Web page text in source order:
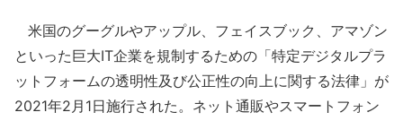
米国のグーグルやアップル、フェイスブック、アマゾン
といった巨大IT企業を規制するための「特定デジタルプラ
ットフォームの透明性及び公正性の向上に関する法律」が
2021年2月1日施行された。ネット通販やスマートフォン